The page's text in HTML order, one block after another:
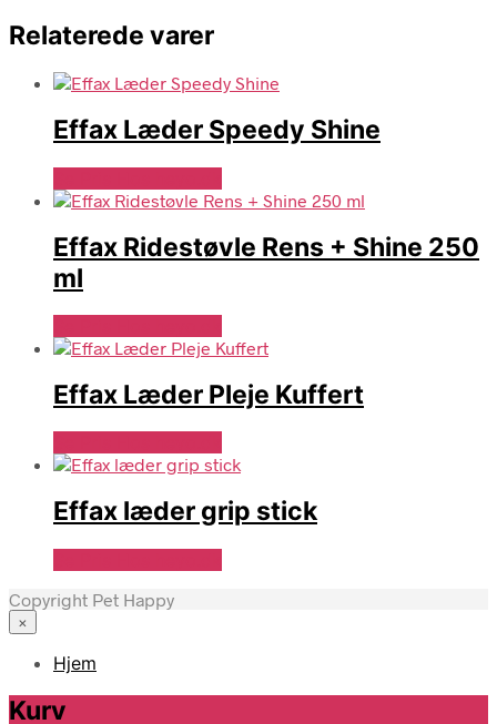
Relaterede varer
Effax Læder Speedy Shine
Effax Ridestøvle Rens + Shine 250
ml
Effax Læder Pleje Kuffert
Effax læder grip stick
Copyright Pet Happy
×
Hjem
Kurv